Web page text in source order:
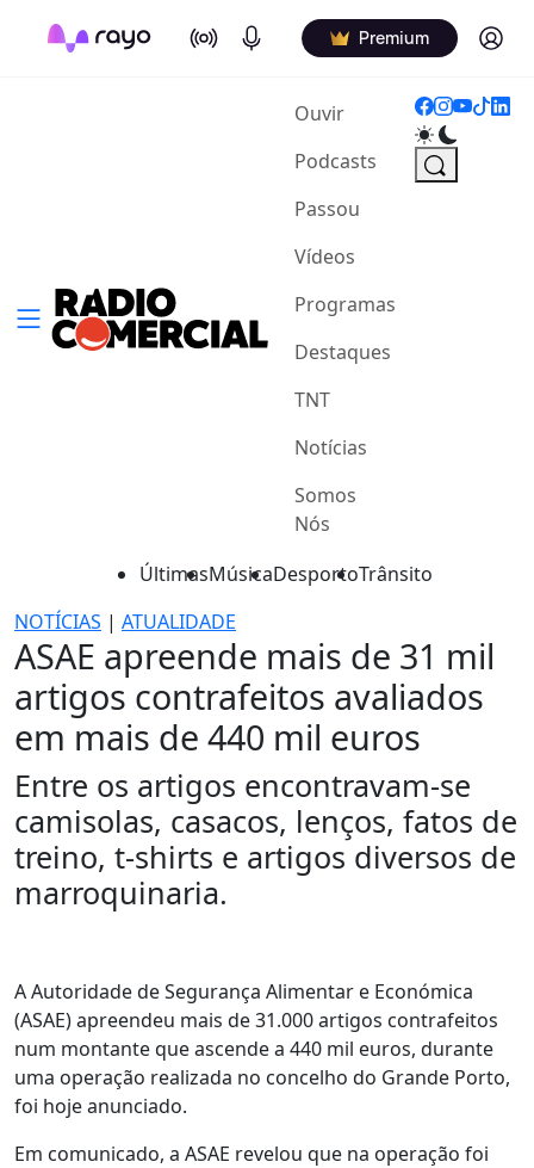
On Air Podcasts Premium Log in
Ouvir(current)
Podcasts
Passou
Vídeos
Programas
Destaques
TNT
Notícias
Somos
Nós
ÚltimasMúsicaDesportoTrânsito
NOTÍCIAS | ATUALIDADE
ASAE apreende mais de 31 mil
artigos contrafeitos avaliados
em mais de 440 mil euros
Entre os artigos encontravam-se
camisolas, casacos, lenços, fatos de
treino, t-shirts e artigos diversos de
marroquinaria.
A Autoridade de Segurança Alimentar e Económica
(ASAE) apreendeu mais de 31.000 artigos contrafeitos
num montante que ascende a 440 mil euros, durante
uma operação realizada no concelho do Grande Porto,
foi hoje anunciado.
Em comunicado, a ASAE revelou que na operação foi